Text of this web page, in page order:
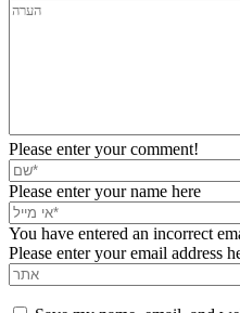
Please enter your comment!
Please enter your name here
You have entered an incorrect
Please enter your email address